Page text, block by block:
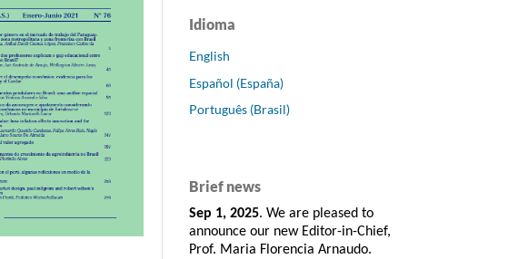
Idioma
English
Español (España)
Português (Brasil)
Brief news
Sep 1, 2025. We are pleased to
announce our new Editor-in-Chief,
Prof. Maria Florencia Arnaudo.